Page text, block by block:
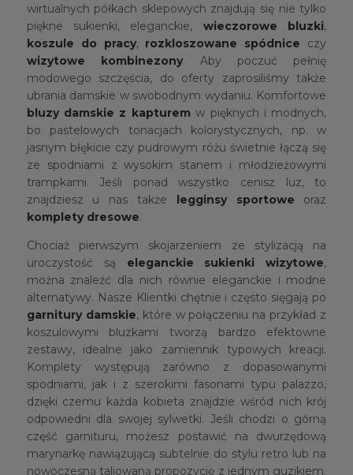
wirtualnych półkach sklepowych znajdują się nie tylko
piękne sukienki, eleganckie, wieczorowe bluzki,
koszule do pracy, rozkloszowane spódnice czy
wizytowe kombinezony. Aby poczuć pełnię
modowego szczęścia, do oferty zaprosiliśmy także
ubrania damskie w swobodnym wydaniu. Komfortowe
bluzy damskie z kapturem w pięknych i modnych,
bo pastelowych tonacjach kolorystycznych, np. w
jasnym błękicie czy pudrowym różu świetnie łączą się
ze spodniami z wysokim stanem i młodzieżowymi
trampkami. Jeśli ponad wszystko cenisz luz, to
znajdziesz u nas także
legginsy sportowe oraz
komplety dresowe.
Chociaż pierwszym skojarzeniem ze stylizacją na
uroczystość są eleganckie sukienki wizytowe,
można znaleźć dla nich równie eleganckie i modne
alternatywy. Nasze Klientki chętnie i często sięgają po
garnitury damskie, które w połączeniu na przykład z
koszulowymi bluzkami tworzą bardzo efektowne
zestawy, idealne jako zamiennik typowych kreacji.
Komplety występują zarówno z dopasowanymi
spodniami, jak i z szerokimi fasonami typu palazzo,
dzięki czemu każda kobieta znajdzie wśród nich krój
odpowiedni dla swojej sylwetki. Jeśli chodzi o górną
część garnituru, możesz postawić na dwurzędową
marynarkę nawiązującą subtelnie do stylu retro lub na
nowoczesną taliowaną propozycję z jednym guzikiem.